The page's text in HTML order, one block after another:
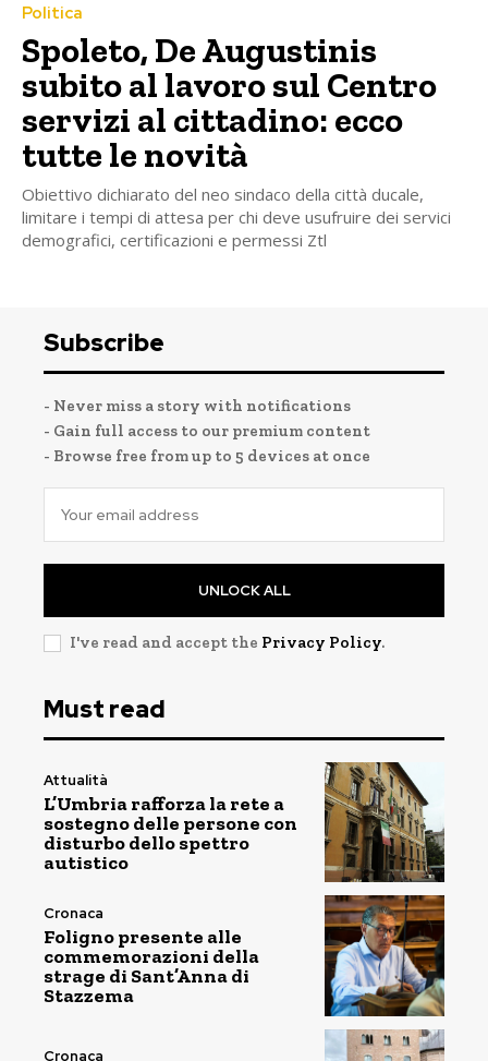
Politica
Spoleto, De Augustinis
subito al lavoro sul Centro
servizi al cittadino: ecco
tutte le novità
Obiettivo dichiarato del neo sindaco della città ducale,
limitare i tempi di attesa per chi deve usufruire dei servici
demografici, certificazioni e permessi Ztl
Subscribe
- Never miss a story with notifications
- Gain full access to our premium content
- Browse free from up to 5 devices at once
UNLOCK ALL
I've read and accept the Privacy Policy.
Must read
Attualità
L’Umbria rafforza la rete a
sostegno delle persone con
disturbo dello spettro
autistico
Cronaca
Foligno presente alle
commemorazioni della
strage di Sant’Anna di
Stazzema
Cronaca